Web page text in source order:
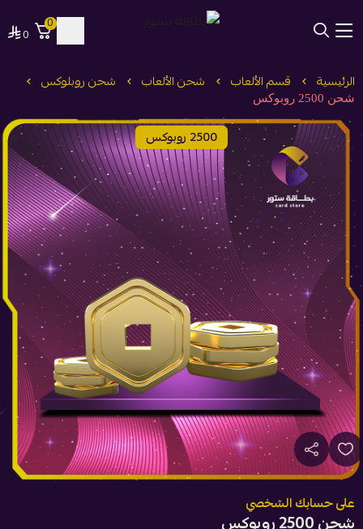
0
0
الرئيسية قسم الألعاب شحن الألعاب شحن روبلوكس
شحن 2500 روبوكس
2500 روبوكس
على حسابك الشخصي
شحن 2500 روبوكس